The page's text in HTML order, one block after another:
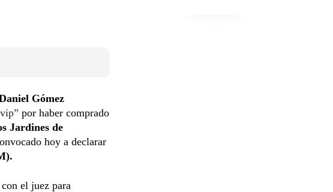
Gómez
por haber comprado
Jardines de
hoy a declarar
el juez para